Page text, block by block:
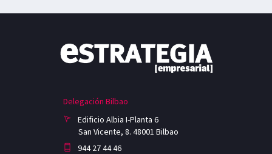
Delegación Bilbao
Edificio Albia I-Planta 6
San Vicente, 8. 48001 Bilbao
944 27 44 46